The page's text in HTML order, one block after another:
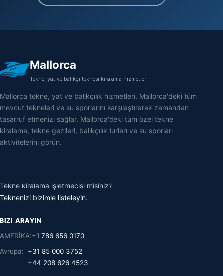
Mallorca
Tekne, yat ve balıkçı teknesi kiralama hizmetleri
Mallorca tekne, yat ve balıkçılık hizmetleri, Mallorca'deki tüm
mevcut tekneleri ve su sporlarını karşılaştırarak zamandan
tasarruf etmenizi sağlar. Mallorca'deki tüm özel tekne
kiralama, tekne gezileri, balıkçılık turları ve su sporları
aktivitelerini görün.
Tekne kiralama işletmecisi misiniz?
Teknenizi bizimle listeleyin.
BIZI ARAYIN
AMERİKA:+1 786 656 0170
Avrupa:
+31 85 000 3752
+44 208 626 4523